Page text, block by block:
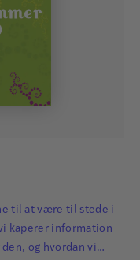
til at være til stede i
kaperer information
og hvordan vi